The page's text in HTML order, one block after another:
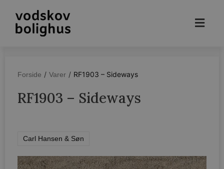
Forside / Varer / RF1903 – Sideways
RF1903 – Sideways
Carl Hansen & Søn